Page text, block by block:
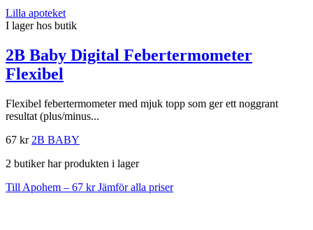
Lilla apoteket
I lager hos butik
2B Baby Digital Febertermometer
Flexibel
Flexibel febertermometer med mjuk topp som ger ett noggrant
resultat (plus/minus...
67 kr 2B BABY
2 butiker har produkten i lager
Till Apohem – 67 krJämför alla priser